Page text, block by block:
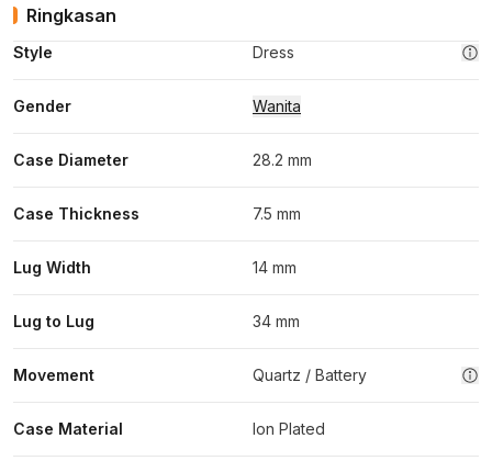
Ringkasan
Style Dress
Gender Wanita
Case Diameter 28.2 mm
Case Thickness 7.5 mm
Lug Width 14 mm
Lug to Lug 34 mm
Movement Quartz / Battery
Case Material Ion Plated